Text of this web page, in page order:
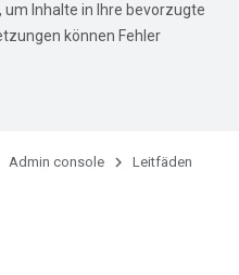
um Inhalte in Ihre bevorzugte
können Fehler
Admin console Leitfäden